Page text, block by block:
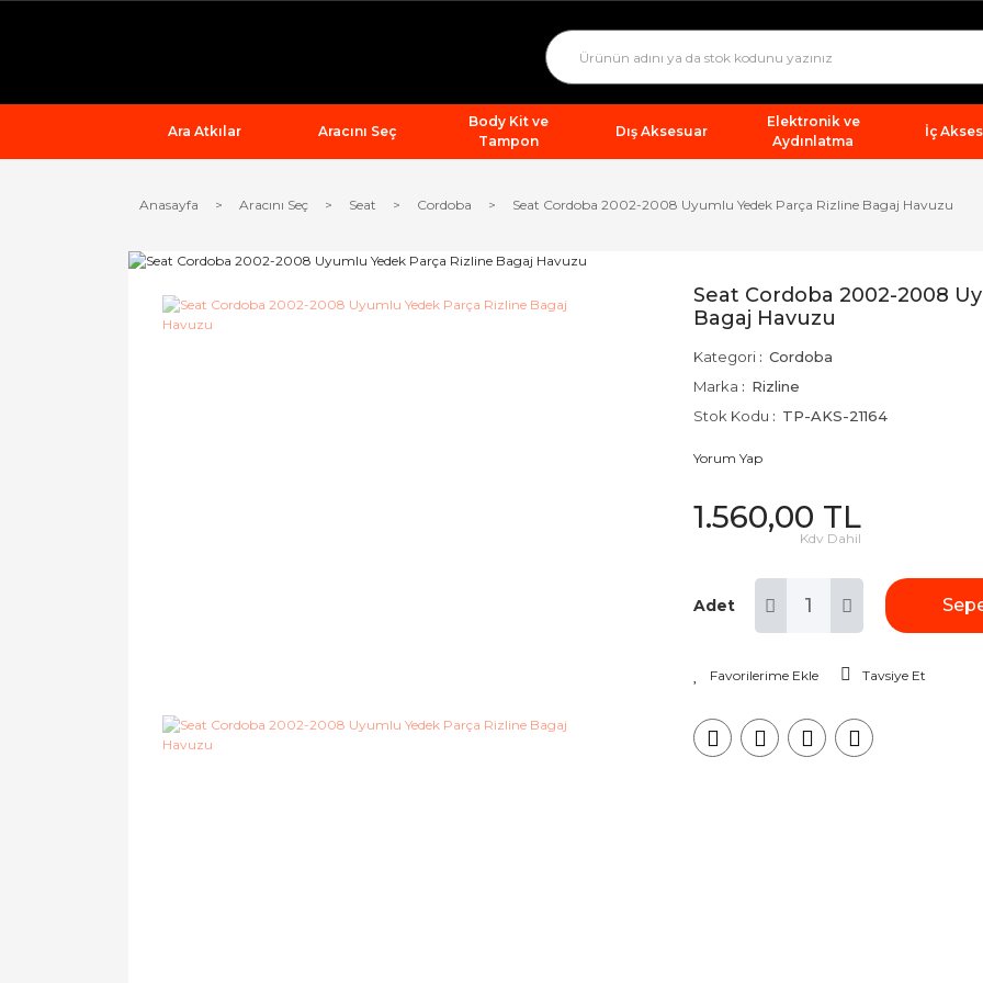
Ara Atkılar Aracını Seç
Body Kit ve
Tampon
Dış Aksesuar
Elektronik ve
Aydınlatma
İç
Anasayfa Aracını Seç Seat Cordoba Seat Cordoba 2002-2008 Uyumlu Yedek Parça Rizline Bagaj Havuzu
Seat Cordoba 2002-2008
Bagaj Havuzu
Kategori
Cordoba
Marka
Rizline
Stok Kodu
TP-AKS-21164
Yorum Yap
1.560,00 TL
Kdv Dahil
Adet
Tavsiye Et